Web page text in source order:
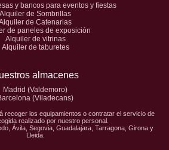
y bancos para eventos y fiestas
Alquiler de Sombrillas
de Catenarias
de paneles de exposición
Alquiler de vitrinas
Alquiler de taburetes
almacenes
Madrid (Valdemoro)
(Viladecans)
recoger los equipamientos o contratar el servicio de
realizado por nuestro personal.
Ávila, Segovia, Guadalajara, Tarragona, Girona y
Lleida.